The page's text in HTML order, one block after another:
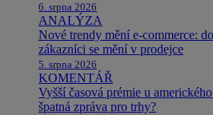
6. srpna 2026
ANALÝZA
Nové trendy mění e-commerce:
zákazníci se mění v prodejce
5. srpna 2026
KOMENTÁŘ
Vyšší časová prémie u
špatná zpráva pro trhy?